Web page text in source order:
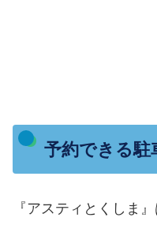
予約できる駐
『アスティとくしま